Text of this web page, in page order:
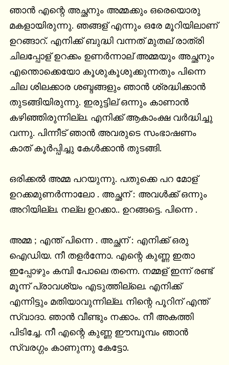
ഞാൻ എന്റെ അച്ഛനും അമ്മക്കും ഒരെയൊരു
മകളായിരുന്നു. ഞങ്ങള് എന്നും ഒരേ മൂറിയിലാണ്
ഉറങ്ങാറ്. എനിക്ക് ബുദ്ധി വന്നത് മുതല് രാത്രി
ചിലപ്പോള് ഉറക്കം ഉണർന്നാല് അമ്മയും അച്ഛനും
എന്തൊക്കെയോ കൂശുകൂശുക്കുന്നതും പിന്നെ
ചില ശിലക്കാര ശബ്ദങ്ങളും ഞാൻ ശ്രദ്ധിക്കാൻ
തുടങ്ങിയിരുന്നു. ഇരുട്ടില് ഒന്നും കാണാൻ
കഴിഞ്ഞിരുന്നില്ല. എനിക്ക് ആകാംക്ഷ വർദ്ധിച്ചു
വന്നു. പിന്നീട് ഞാൻ അവരുടെ സംഭാഷണം
കാത് കൂർപ്പിച്ചു കേൾക്കാൻ തുടങ്ങി.
ഒരിക്കൽ അമ്മ പറയുന്നു. പതുക്കെ പറ മോള്
ഉറക്കമുണർന്നാലോ . അച്ഛന് : അവൾക്ക് ഒന്നും
അറിയില്ല. നല്ല ഉറക്കാ.. ഉറങ്ങട്ടെ. പിന്നെ .
അമ്മ ; എന്ത് പിന്നെ . അച്ഛന് : എനിക്ക് ഒരു
ഐഡിയ. നീ തളർന്നോ. എന്റെ കുണ്ണ ഇതാ
ഇപ്പോഴും കമ്പി പോലെ തന്നെ. നമ്മള് ഇന്ന് രണ്ട്
മൂന്ന് പ്രാവശ്യം എടുത്തില്ലെ. എനിക്ക്
എന്നിട്ടും മതിയാവുന്നില്ല. നിന്റെ പൂറിന് എന്ത്
സ്വാദാ. ഞാൻ വീണ്ടും നക്കാം. നീ അകത്തി
പിടിച്ചേ. നീ എന്റെ കുണ്ണ ഈമ്പൂമ്പം ഞാൻ
സ്വരഗ്ഗം കാണുന്നു കേട്ടോ.